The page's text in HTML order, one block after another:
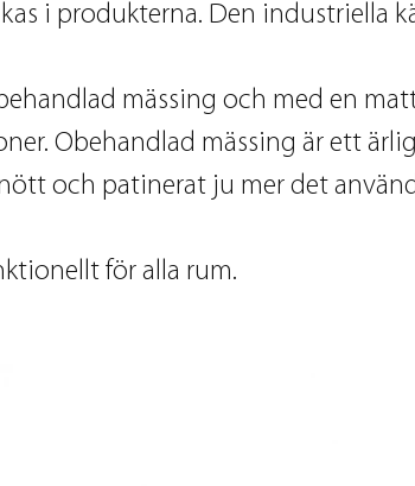
i produkterna. Den industriella
mässing och med en
Obehandlad mässing är ett
och patinerat ju mer det
för alla rum.